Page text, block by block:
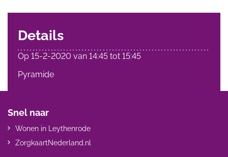
Details
Op 15-2-2020 van 14:45 tot 15:45
Pyramide
Snel naar
Wonen in Leythenrode
ZorgkaartNederland.nl